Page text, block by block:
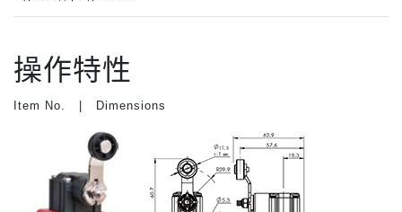
操作特性
Item No. | Dimensions